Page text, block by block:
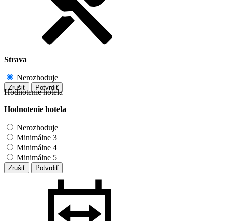
Strava
Nerozhoduje
Zrušiť Potvrdiť
Hodnotenie hotela
Hodnotenie hotela
Nerozhoduje
Minimálne 3
Minimálne 4
Minimálne 5
Zrušiť Potvrdiť